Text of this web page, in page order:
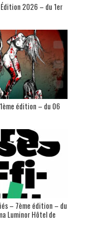
2026 – du 1er
édition – du 06
– 7ème édition – du
Luminor Hôtel de